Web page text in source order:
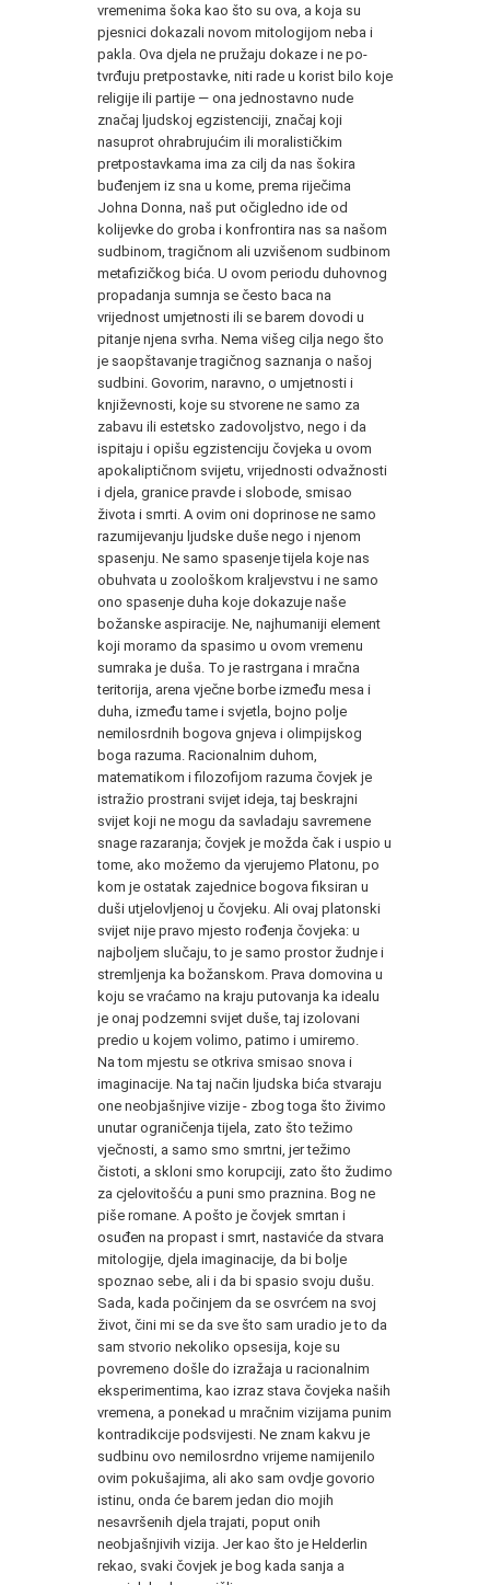
vremenima šoka kao što su ova, a koja su
pjesnici dokazali novom mitologijom neba i
pakla. Ova djela ne pružaju dokaze i ne po­
tvrđuju pretpostavke, niti rade u korist bilo koje
re­ligije ili partije — ona jednostavno nude
značaj ljud­skoj egzistenciji, značaj koji
nasuprot ohrabrujućim ili moralističkim
pretpostavkama ima za cilj da nas šokira
buđenjem iz sna u kome, prema riječima
Johna Donna, naš put očigledno ide od
kolijevke do groba i konfrontira nas sa našom
sudbinom, tragič­nom ali uzvišenom sudbinom
metafizičkog bića. U ovom periodu duhovnog
propadanja sumnja se često baca na
vrijednost umjetnosti ili se barem dovodi u
pitanje njena svrha. Nema višeg cilja nego što
je saopštavanje tragičnog saznanja o našoj
sudbini. Go­vorim, naravno, o umjetnosti i
književnosti, koje su stvorene ne samo za
zabavu ili estetsko zadovoljstvo, nego i da
ispitaju i opišu egzistenciju čovjeka u ovom
apokaliptičnom svijetu, vrijednosti odvažnosti
i djela, granice pravde i slobode, smisao
života i smrti. A ovim oni doprinose ne samo
razumijevanju ljudske duše nego i njenom
spasenju. Ne samo spasenje tijela koje nas
obuhvata u zoološkom kraljevstvu i ne samo
ono spasenje duha koje dokazuje naše
božanske aspiracije. Ne, najhumaniji element
koji moramo da spasimo u ovom vremenu
sumraka je duša. To je rastrgana i mračna
teritorija, arena vječne borbe iz­među mesa i
duha, između tame i svjetla, bojno po­lje
nemilosrdnih bogova gnjeva i olimpijskog
boga razuma. Racionalnim duhom,
matematikom i filozo­fijom razuma čovjek je
istražio prostrani svijet ideja, taj beskrajni
svijet koji ne mogu da savladaju savremene
snage razaranja; čovjek je možda čak i uspio u
tome, ako možemo da vjerujemo Platonu, po
kom je ostatak zajednice bogova fiksiran u
duši utje­lovljenoj u čovjeku. Ali ovaj platonski
svijet nije pravo mjesto rođenja čovjeka: u
najboljem slučaju, to je samo prostor žudnje i
stremljenja ka božan­skom. Prava domovina u
koju se vraćamo na kraju putovanja ka idealu
je onaj podzemni svijet duše, taj izolovani
predio u kojem volimo, patimo i umiremo.
Na tom mjestu se otkriva smisao snova i
imagi­nacije. Na taj način ljudska bića stvaraju
one ne­objašnjive vizije - zbog toga što živimo
unutar ograničenja tijela, zato što težimo
vječnosti, a samo smo smrtni, jer težimo
čistoti, a skloni smo korup­ciji, zato što žudimo
za cjelovitošću a puni smo pra­znina. Bog ne
piše romane. A pošto je čovjek smrtan i
osuđen na propast i smrt, nastaviće da stvara
mi­tologije, djela imaginacije, da bi bolje
spoznao sebe, ali i da bi spasio svoju dušu.
Sada, kada počinjem da se osvrćem na svoj
ži­vot, čini mi se da sve što sam uradio je to da
sam stvorio nekoliko opsesija, koje su
povremeno došle do izražaja u racionalnim
eksperimentima, kao izraz stava čovjeka naših
vremena, a ponekad u mračnim vizijama punim
kontradikcije podsvijesti. Ne znam kakvu je
sudbinu ovo nemilosrdno vrijeme namijenilo
ovim pokušajima, ali ako sam ovdje govorio
istinu, onda će barem jedan dio mojih
nesavršenih djela trajati, poput onih
neobjašnjivih vizija. Jer kao što je Helderlin
rekao, svaki čovjek je bog kada sanja a